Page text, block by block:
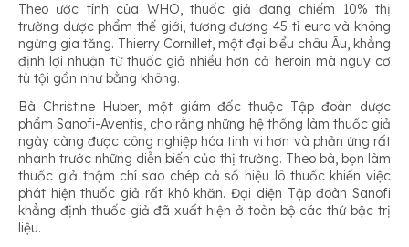
Theo ước tính của WHO, thuốc giả đang chiếm 10% thị
trường dược phẩm thế giới, tương đương 45 tỉ euro và không
ngừng gia tăng. Thierry Cornillet, một đại biểu châu Âu, khẳng
định lợi nhuận từ thuốc giả nhiều hơn cả heroin mà nguy cơ
tù tội gần như bằng không.
Bà Christine Huber, một giám đốc thuộc Tập đoàn dược
phẩm Sanofi-Aventis, cho rằng những hệ thống làm thuốc giả
ngày càng được công nghiệp hóa tinh vi hơn và phản ứng rất
nhanh trước những diễn biến của thị trường. Theo bà, bọn làm
thuốc giả thậm chí sao chép cả số hiệu lô thuốc khiến việc
phát hiện thuốc giả rất khó khăn. Đại diện Tập đoàn Sanofi
khẳng định thuốc giả đã xuất hiện ở toàn bộ các thứ bậc trị
liệu.